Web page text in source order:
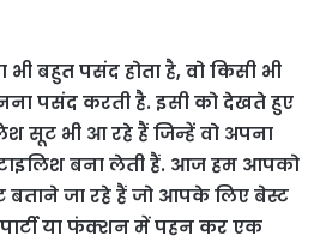
बहुत पसंद होता है, वो किसी भी
पसंद करती है. इसी को देखते हुए
सूट भी आ रहे हैं जिन्हें वो अपना
बना लेती हैं. आज हम आपको
बताने जा रहे हैं जो आपके लिए बेस्ट
या फंक्शन में पहन कर एक